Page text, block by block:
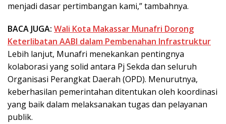
menjadi dasar pertimbangan kami,” tambahnya.
BACA JUGA: Wali Kota Makassar Munafri Dorong
Keterlibatan AABI dalam Pembenahan Infrastruktur
Lebih lanjut, Munafri menekankan pentingnya
kolaborasi yang solid antara Pj Sekda dan seluruh
Organisasi Perangkat Daerah (OPD). Menurutnya,
keberhasilan pemerintahan ditentukan oleh koordinasi
yang baik dalam melaksanakan tugas dan pelayanan
publik.